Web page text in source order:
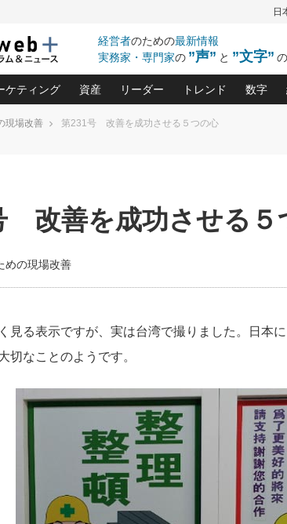
日
経営者のための最新情報
実務家・専門家の ”声” と ”文字”
2026.08.7
FOOD & LIFE COMPANIES
づくり」戦略(96)
「業務改善」横田尚哉氏(5)
ビジネス・クリニック(240)
人を大切にしながら利益を上げる経営」の極意
入門(3)
行(85)
ビジネス成功法(10)
ケティング
グセラーの玉手箱(9)
の自分を表現する 成功イメージ戦略(77)
資産
中国経済の最新動向(204)
事業承継の前に、決めておきたい、知っ
リーダー
ピョートル・F・グジバチの『
次もあなたにお願いしたいと思
酒井英之の社長のビジョン実現
トレンド
北村森の「今月の
数字
おカ
会社
強い
賢い社
現場改善 第231号 改善を成功させる５つの心
改善を成功させる５
めの現場改善
見る表示ですが、実は台湾で撮りました。日本
切なことのようです。